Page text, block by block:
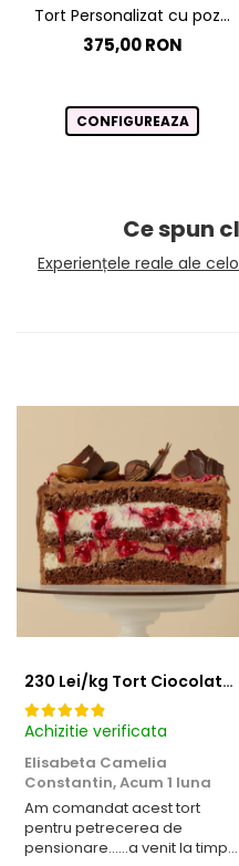
Tort Personalizat cu poza
Tort cu Poză
375,00 RON
CONFIGUREAZA
Ce spun
Experiențele reale ale
230 Lei/kg Tort Ciocolata Zmeura
Achizitie verificata
Elisabeta Camelia
Constantin,Acum 1 luna
Am comandat acest tort
pentru petrecerea de
pensionare......a venit la timp